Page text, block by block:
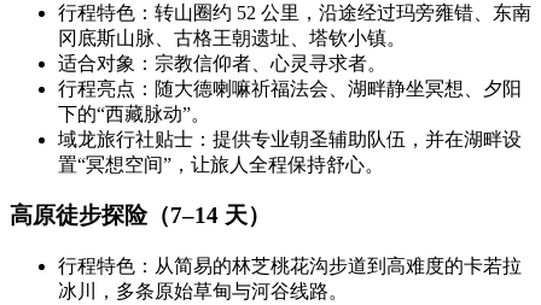
行程特色：转山圈约 52 公里，沿途经过玛旁雍错、东南
冈底斯山脉、古格王朝遗址、塔钦小镇。
适合对象：宗教信仰者、心灵寻求者。
行程亮点：随大德喇嘛祈福法会、湖畔静坐冥想、夕阳
下的“西藏脉动”。
域龙旅行社贴士：提供专业朝圣辅助队伍，并在湖畔设
置“冥想空间”，让旅人全程保持舒心。
高原徒步探险（7–14 天）
行程特色：从简易的林芝桃花沟步道到高难度的卡若拉
冰川，多条原始草甸与河谷线路。